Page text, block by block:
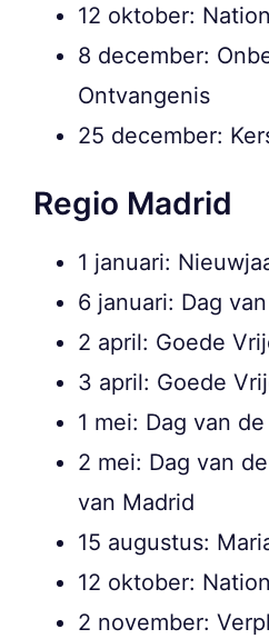
12 oktober:
8 december:
Ontvangenis
25 december:
Regio Madrid
1 januari:
6 januari: Dag
2 april: Goede
3 april: Goede
1 mei: Dag van
2 mei: Dag van
van Madrid
15 augustus:
12 oktober:
2 november: